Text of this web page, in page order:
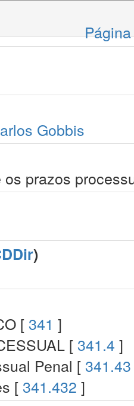
Gobbis
prazos
)
[ 341 ]
[ 341.4 ]
Penal [ 341.43
[ 341.432 ]